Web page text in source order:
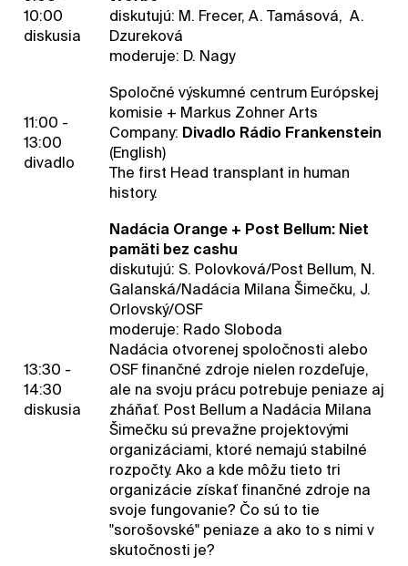
10:00
diskusia
diskutujú: M. Frecer, A. Tamásová, A.
Dzureková
moderuje: D. Nagy
11:00 -
13:00
divadlo
Spoločné výskumné centrum Európskej
komisie + Markus Zohner Arts
Company: Divadlo Rádio Frankenstein
(English)
The first Head transplant in human
history.
13:30 -
14:30
diskusia
Nadácia Orange + Post Bellum: Niet
pamäti bez cashu
diskutujú: S. Polovková/Post Bellum, N.
Galanská/Nadácia Milana Šimečku, J.
Orlovský/OSF
moderuje: Rado Sloboda
Nadácia otvorenej spoločnosti alebo
OSF finančné zdroje nielen rozdeľuje,
ale na svoju prácu potrebuje peniaze aj
zháňať. Post Bellum a Nadácia Milana
Šimečku sú prevažne projektovými
organizáciami, ktoré nemajú stabilné
rozpočty. Ako a kde môžu tieto tri
organizácie získať finančné zdroje na
svoje fungovanie? Čo sú to tie
"sorošovské" peniaze a ako to s nimi v
skutočnosti je?